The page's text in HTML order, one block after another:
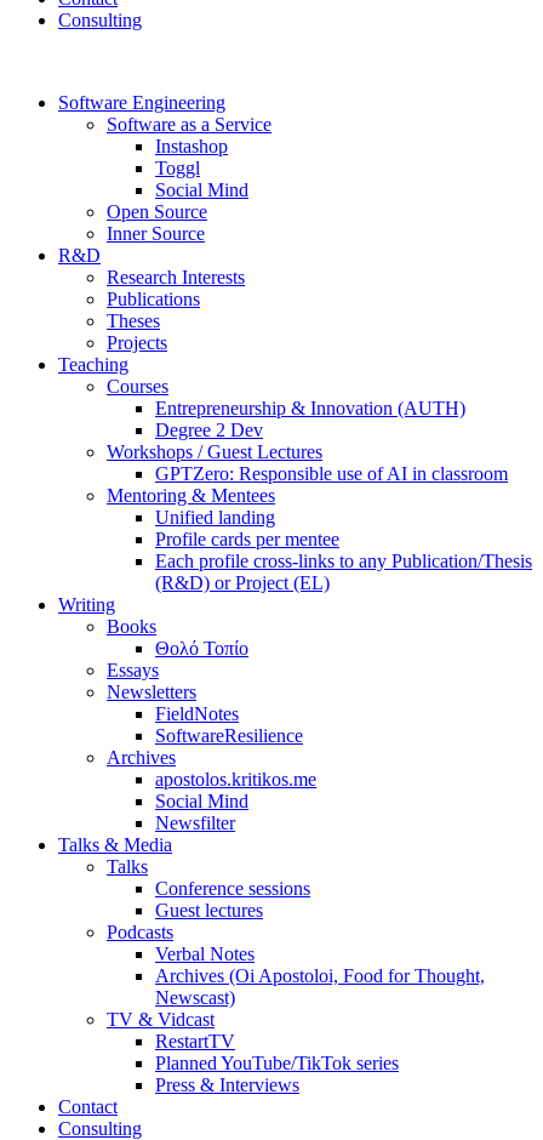
Consulting
Software Engineering
Software as a Service
Instashop
Toggl
Social Mind
Open Source
Inner Source
R&D
Research Interests
Publications
Theses
Projects
Teaching
Courses
Entrepreneurship & Innovation (AUTH)
Degree 2 Dev
Workshops / Guest Lectures
GPTZero: Responsible use of AI in classroom
Mentoring & Mentees
Unified landing
Profile cards per mentee
Each profile cross-links to any Publication/Thesis
(R&D) or Project (EL)
Writing
Books
Θολό Τοπίο
Essays
Newsletters
FieldNotes
SoftwareResilience
Archives
apostolos.kritikos.me
Social Mind
Newsfilter
Talks & Media
Talks
Conference sessions
Guest lectures
Podcasts
Verbal Notes
Archives (Oi Apostoloi, Food for Thought,
Newscast)
TV & Vidcast
RestartTV
Planned YouTube/TikTok series
Press & Interviews
Contact
Consulting